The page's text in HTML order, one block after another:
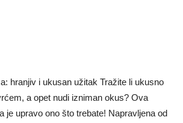
hranjiv i ukusan užitak Tražite li ukusno
a opet nudi izniman okus? Ova
je upravo ono što trebate! Napravljena od